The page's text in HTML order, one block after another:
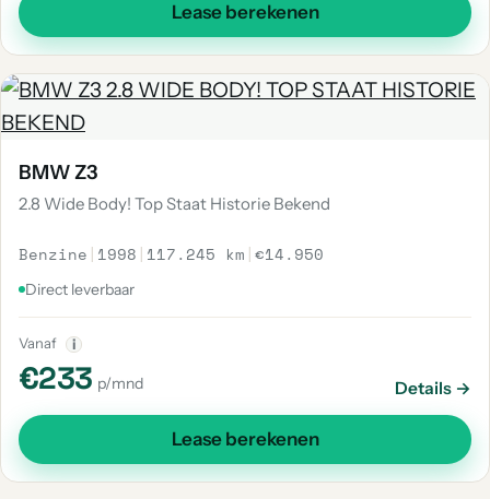
Lease berekenen
BMW Z3
2.8 Wide Body! Top Staat Historie Bekend
Benzine | 1998 | 117.245 km |€14.950
Direct leverbaar
Vanaf i
€233 p/mnd Details →
Lease berekenen